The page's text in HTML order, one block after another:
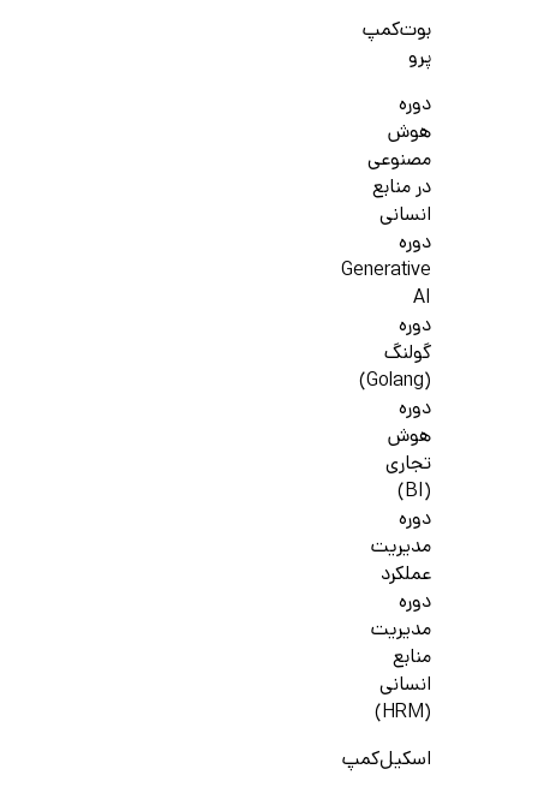
بوت‌کمپ
پرو
دوره
هوش
مصنوعی
در منابع
انسانی
دوره
Generative
AI
دوره
گولنگ
(Golang)
دوره
هوش
تجاری
(BI)
دوره
مدیریت
عملکرد
دوره
مدیریت
منابع
انسانی
(HRM)
اسکیل‌کمپ